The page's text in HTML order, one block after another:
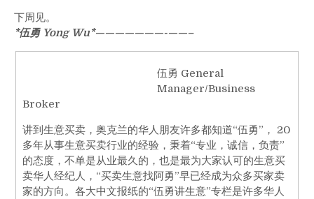
下周见。
*伍勇 Yong Wu*———————-——–
伍勇 General
Manager/Business
Broker
讲到生意买卖，奥克兰的华人朋友许多都知道“伍勇”， 20
多年从事生意买卖行业的经验，秉着“专业，诚信，负责”
的态度，不单是从业最久的，也是最为大家认可的生意买
卖华人经纪人，“买卖生意找阿勇”早已经成为众多买家卖
家的方向。各大中文报纸的“伍勇讲生意”专栏是许多华人